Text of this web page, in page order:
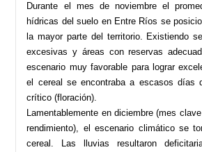
Durante el mes de noviembre el
hídricas del suelo en Entre Ríos se
la mayor parte del territorio. Existiendo
excesivas y áreas con reservas
escenario muy favorable para lograr
el cereal se encontraba a escasos días
crítico (floración).
Lamentablemente en diciembre (mes
rendimiento), el escenario climático se
cereal. Las lluvias resultaron